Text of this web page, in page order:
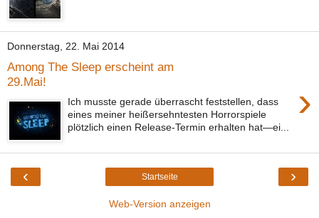
Donnerstag, 22. Mai 2014
Among The Sleep erscheint am
29.Mai!
›
Ich musste gerade überrascht feststellen, dass
eines meiner heißersehntesten Horrorspiele
plötzlich einen Release-Termin erhalten hat—ei...
‹ ›
Startseite
Web-Version anzeigen